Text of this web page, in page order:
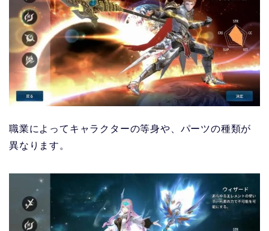
職業によってキャラクターの等身や、パーツの種類が
異なります。